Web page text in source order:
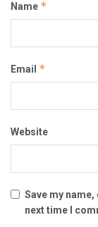
Name *
Email *
Website
Save my
next time I